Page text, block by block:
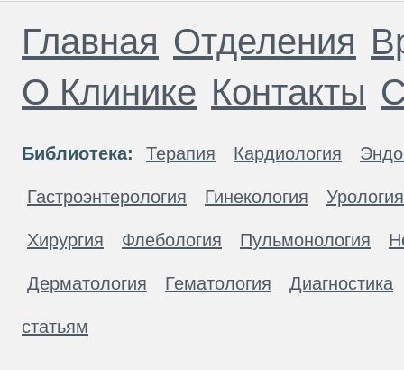
Главная Отделения
О Клинике Контакты
Библиотека: Терапия Кардиология
Гастроэнтерология Гинекология Урология
Хирургия Флебология Пульмонология
Дерматология Гематология Диагностика
статьям